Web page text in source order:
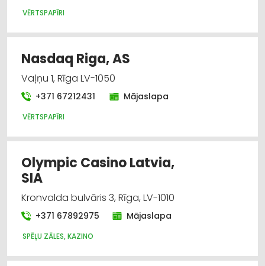
VĒRTSPAPĪRI
Nasdaq Riga, AS
Vaļņu 1, Rīga LV-1050
+371 67212431 Mājaslapa
VĒRTSPAPĪRI
Olympic Casino Latvia,
SIA
Kronvalda bulvāris 3, Rīga, LV-1010
+371 67892975 Mājaslapa
SPĒĻU ZĀLES, KAZINO